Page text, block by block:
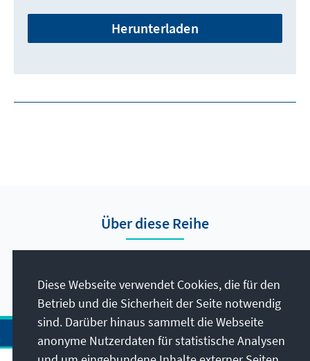
Herunterladen
Über diese Reihe
Nigeria.
Diese Webseite verwendet Cookies, die für den
Betrieb und die Sicherheit der Seite notwendig
sind. Darüber hinaus sammelt die Webseite
anonyme Nutzerdaten für statistische Analysen